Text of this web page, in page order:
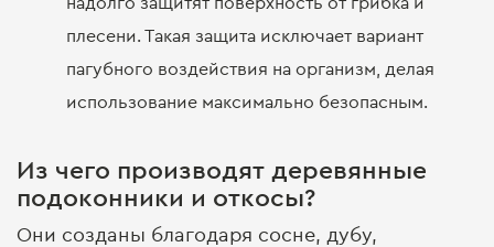
плесени. Такая защита исключает вариант
пагубного воздействия на организм, делая
использование максимально безопасным.
Из чего производят деревянные
подоконники и откосы?
Они созданы благодаря сосне, дубу,